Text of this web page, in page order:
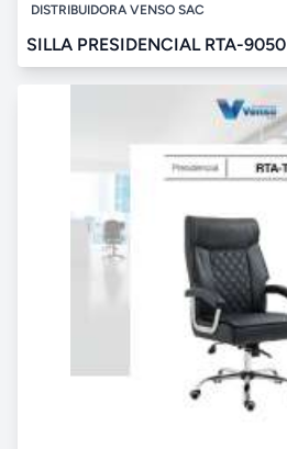
DISTRIBUIDORA VENSO SAC
SILLA PRESIDENCIAL RTA-9050